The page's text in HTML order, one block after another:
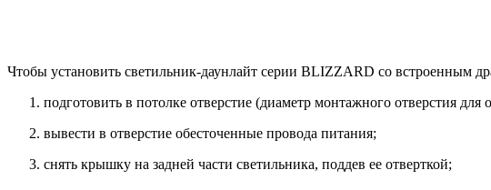
Чтобы установить светильник-даунлайт серии BLIZZARD со встроенным
подготовить в потолке отверстие (диаметр монтажного отверстия
вывести в отверстие обесточенные провода питания;
снять крышку на задней части светильника, поддев ее отверткой;